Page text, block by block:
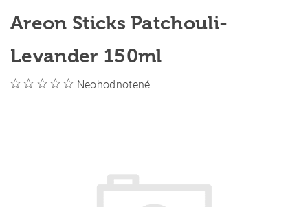
Areon Sticks Patchouli-
Levander 150ml
Neohodnotené